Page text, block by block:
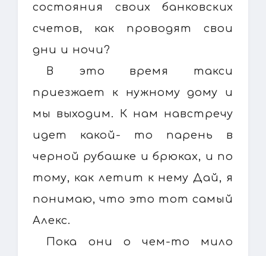
состояния своих банковских
счетов, как проводят свои
дни и ночи?
В это время такси
приезжает к нужному дому и
мы выходим. К нам навстречу
идет какой- то парень в
черной рубашке и брюках, и по
тому, как летит к нему Дай, я
понимаю, что это тот самый
Алекс.
Пока они о чем-то мило